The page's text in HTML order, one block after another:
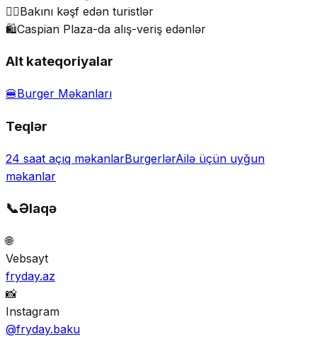
🚶‍♂️Bakını kəşf edən turistlər
🛍️Caspian Plaza-da alış-veriş edənlər
Alt kateqoriyalar
🍔Burger Məkanları
Teqlər
24 saat açıq məkanlarBurgerlərAilə üçün uyğun
məkanlar
📞Əlaqə
🌐
Vebsayt
fryday.az
📸
Instagram
@fryday.baku